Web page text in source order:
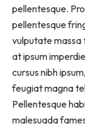
pellentesque.
pellentesque
vulputate massa
at ipsum
cursus nibh
feugiat magna
Pellentesque
malesuada